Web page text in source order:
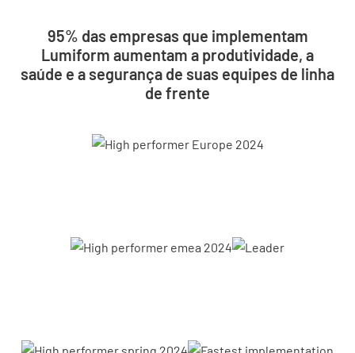
95% das empresas que implementam
Lumiform aumentam a produtividade, a
saúde e a segurança de suas equipes de linha
de frente